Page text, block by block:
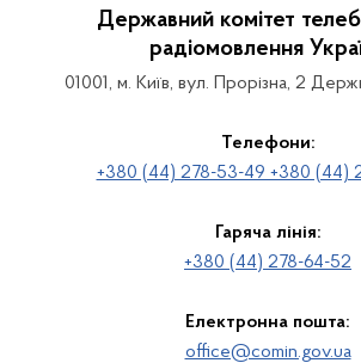
Державний комітет
радіомовлення
01001, м. Київ, вул. Прорізна, 2
Телефони:
+380 (44) 278-53-49 +380 (44)
Гаряча лінія:
+380 (44) 278-64-52
Електронна пошта:
office@comin.gov.ua